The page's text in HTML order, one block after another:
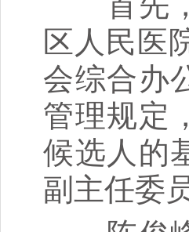
区人民医
会综合办
管理规定
候选人的
副主任委员